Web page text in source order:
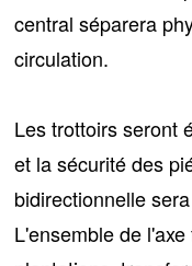
central séparera
circulation.
Les trottoirs seront
et la sécurité des
bidirectionnelle
L'ensemble de